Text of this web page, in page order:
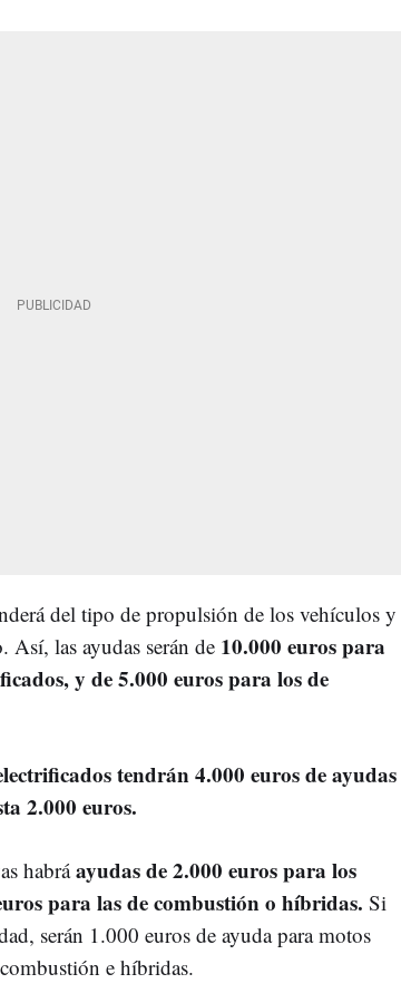
del tipo de propulsión de los vehículos y
Así, las ayudas serán de 10.000 euros para
y de 5.000 euros para los de
tendrán 4.000 euros de ayudas
2.000 euros.
habráayudas de 2.000 euros para los
para las de combustión o híbridas. Si
serán 1.000 euros de ayuda para motos
e híbridas.